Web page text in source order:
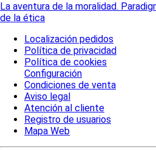
La aventura de la moralidad.
de la ética
Localización pedidos
Política de privacidad
Política de cookies
Configuración
Condiciones de venta
Aviso legal
Atención al cliente
Registro de usuarios
Mapa Web